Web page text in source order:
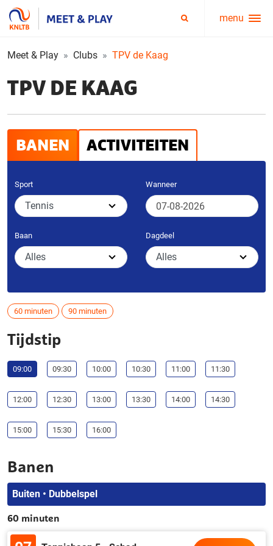
Service
menu
menu
Meet & Play Clubs TPV de Kaag
TPV DE KAAG
BANEN ACTIVITEITEN
Sport Wanneer
Baan Dagdeel
60 minuten 90 minuten
Tijdstip
09:00 09:30 10:00 10:30 11:00 11:30
12:00 12:30 13:00 13:30 14:00 14:30
15:00 15:30 16:00
Banen
Buiten • Dubbelspel
60 minuten